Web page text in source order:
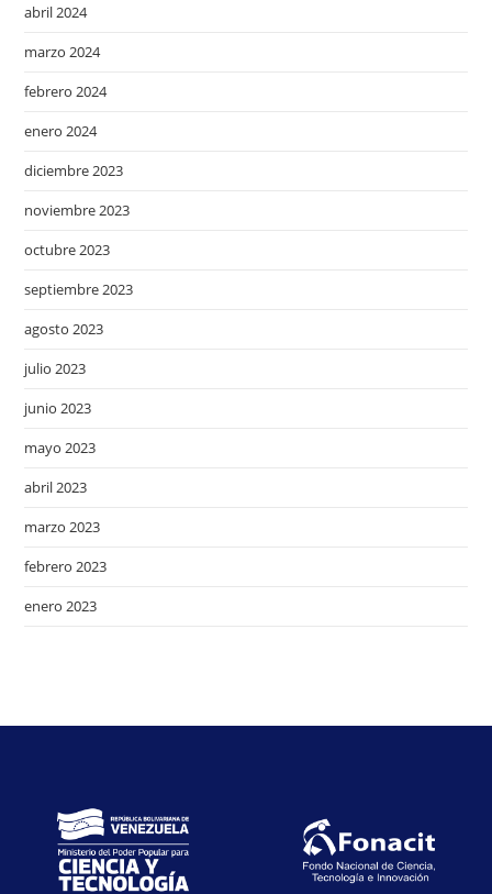
abril 2024
marzo 2024
febrero 2024
enero 2024
diciembre 2023
noviembre 2023
octubre 2023
septiembre 2023
agosto 2023
julio 2023
junio 2023
mayo 2023
abril 2023
marzo 2023
febrero 2023
enero 2023